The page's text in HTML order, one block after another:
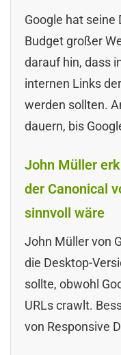
Google hat
Budget großer
darauf hin, dass
internen Links
werden sollten.
dauern, bis
John Müller
der Canonical
sinnvoll wäre
John Müller von
die Desktop-
sollte, obwohl
URLs crawlt.
von Responsive